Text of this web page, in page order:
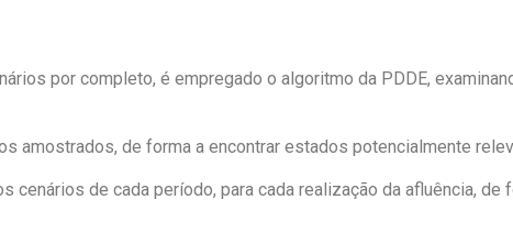
por completo, é empregado o algoritmo da PDDE,
amostrados, de forma a encontrar estados potencialmente
cenários de cada período, para cada realização da afluência,